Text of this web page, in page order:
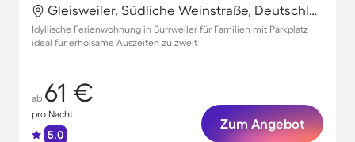
Gleisweiler, Südliche Weinstraße, Deutschland
Idyllische Ferienwohnung in Burrweiler für Familien mit Parkplatz
ideal für erholsame Auszeiten zu zweit
ab 61 €
pro Nacht
5.0
Zum Angebot